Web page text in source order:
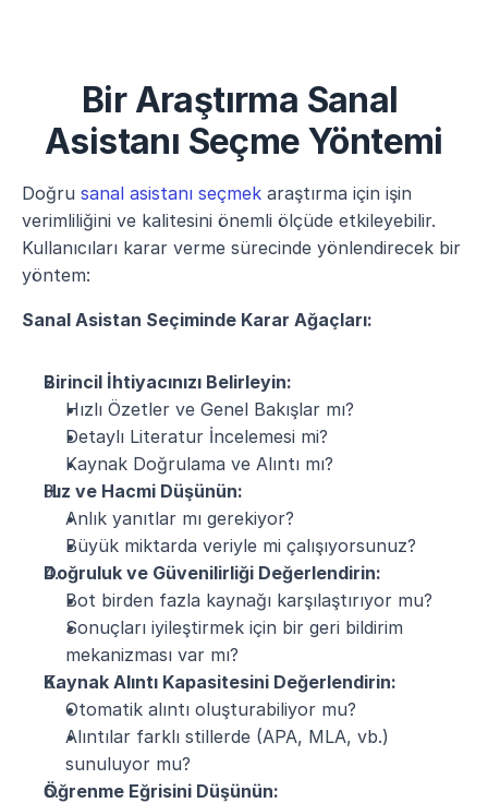
Bir Araştırma Sanal
Asistanı Seçme Yöntemi
Doğru sanal asistanı seçmek araştırma için işin
verimliliğini ve kalitesini önemli ölçüde etkileyebilir.
Kullanıcıları karar verme sürecinde yönlendirecek bir
yöntem:
Sanal Asistan Seçiminde Karar Ağaçları:
Birincil İhtiyacınızı Belirleyin:
Hızlı Özetler ve Genel Bakışlar mı?
Detaylı Literatur İncelemesi mi?
Kaynak Doğrulama ve Alıntı mı?
Hız ve Hacmi Düşünün:
Anlık yanıtlar mı gerekiyor?
Büyük miktarda veriyle mi çalışıyorsunuz?
Doğruluk ve Güvenilirliği Değerlendirin:
Bot birden fazla kaynağı karşılaştırıyor mu?
Sonuçları iyileştirmek için bir geri bildirim
mekanizması var mı?
Kaynak Alıntı Kapasitesini Değerlendirin:
Otomatik alıntı oluşturabiliyor mu?
Alıntılar farklı stillerde (APA, MLA, vb.)
sunuluyor mu?
Öğrenme Eğrisini Düşünün: